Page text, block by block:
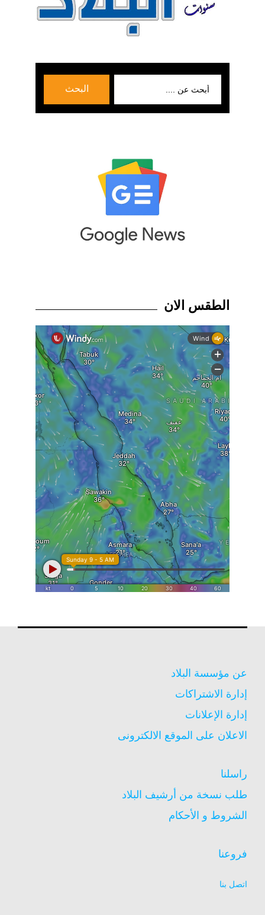
البحث
الطقس الان
عن مؤسسة البلاد
إدارة الاشتراكات
إدارة الإعلانات
الاعلان على الموقع الالكترونى
راسلنا
طلب نسخة من أرشيف البلاد
الشروط و الأحكام
فروعنا
اتصل بنا